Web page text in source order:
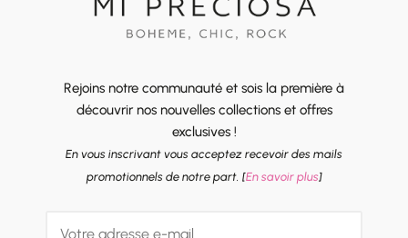
Rejoins notre communauté et sois la première à
découvrir nos nouvelles collections et offres
exclusives !
En vous inscrivant vous acceptez recevoir des mails
promotionnels de notre part. [En savoir plus]